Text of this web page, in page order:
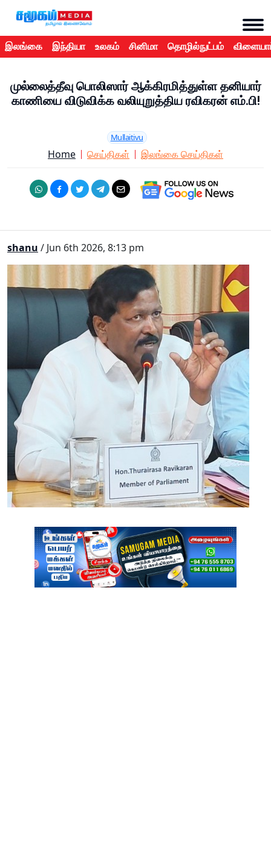
இலங்கை இந்தியா உலகம் சினிமா தொழில்நுட்பம்
முல்லைத்தீவு பொலிஸார் ஆக்கிரமித்துள்ள தனியார்
காணியை விடுவிக்க வலியுறுத்திய ரவிகரன் எம்.பி!
Mullaitivu
Home செய்திகள் இலங்கை செய்திகள்
shanu / Jun 6th 2026, 8:13 pm